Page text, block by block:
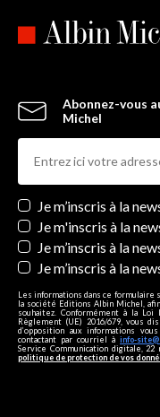
Abonnez-vous
Michel
Newsletters
Je m’inscris à la
Je m'inscris à la
Je m’inscris à la
Je m’inscris à la
Les informations dans ce
la société Editions Albin Michel,
souhaitez. Conformément à la
Règlement (UE) 2016/679, vous
d’opposition aux informations
contactant par courriel à info-
Service Communication digitale, 22
politique de protection de vos